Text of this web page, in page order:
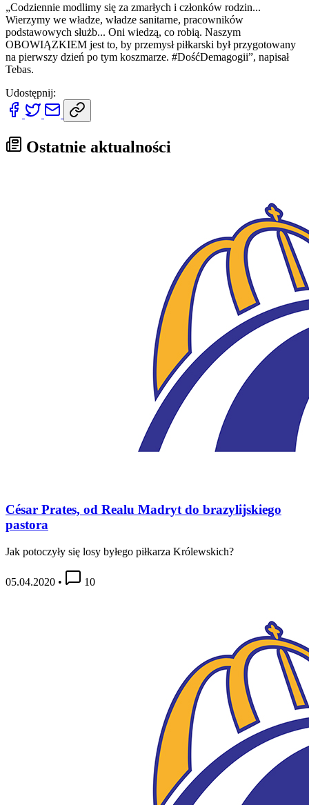
„Codziennie modlimy się za zmarłych i członków rodzin...
Wierzymy we władze, władze sanitarne, pracowników
podstawowych służb... Oni wiedzą, co robią. Naszym
OBOWIĄZKIEM jest to, by przemysł piłkarski był przygotowany
na pierwszy dzień po tym koszmarze. #DośćDemagogii”, napisał
Tebas.
Udostępnij:
Ostatnie aktualności
César Prates, od Realu Madryt do brazylijskiego
pastora
Jak potoczyły się losy byłego piłkarza Królewskich?
05.04.2020 • 10